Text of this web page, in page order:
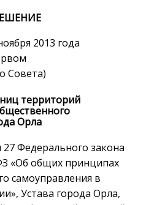
2013 года
Совета)
территорий
Орла
Федерального закона
«Об общих принципах
самоуправления в
Устава города Орла,